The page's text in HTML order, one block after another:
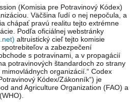
(Komisia pre Potravinový Kódex)
Väčšina ľudí o nej nepočula, a
chápať pravú realitu tejto extrémne
Podľa oficiálnej webstránky
altruistický cieľ tejto komisie
a zabezpečení
s potravinami, a v propagácií
potravinových štandardoch zo strany
organizácií.“ Codex
Kódex/Zákonník“) je
and Agriculture Organization (FAO) a